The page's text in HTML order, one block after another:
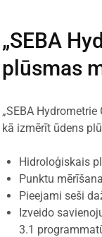
„SEBA
plūsmas
„SEBA
kā izmērīt ūdens
Hidroloģiskais
Punktu
Pieejami seši
Izveido
3.1